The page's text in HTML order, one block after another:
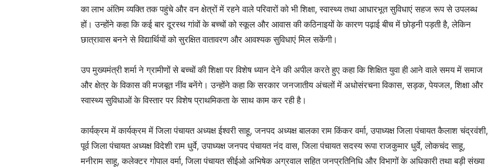
का लाभ अंतिम व्यक्ति तक पहुंचे और वन क्षेत्रों में रहने वाले परिवारों को भी शिक्षा, स्वास्थ्य तथा आधारभूत सुविधाएं सहज रूप से उपलब्ध
हों। उन्होंने कहा कि कई बार दूरस्थ गांवों के बच्चों को स्कूल और आवास की कठिनाइयों के कारण पढ़ाई बीच में छोड़नी पड़ती है, लेकिन
छात्रावास बनने से विद्यार्थियों को सुरक्षित वातावरण और आवश्यक सुविधाएं मिल सकेंगी।
उप मुख्यमंत्री शर्मा ने ग्रामीणों से बच्चों की शिक्षा पर विशेष ध्यान देने की अपील करते हुए कहा कि शिक्षित युवा ही आने वाले समय में समाज
और क्षेत्र के विकास की मजबूत नींव बनेंगे। उन्होंने कहा कि सरकार जनजातीय अंचलों में अधोसंरचना विकास, सड़क, पेयजल, शिक्षा और
स्वास्थ्य सुविधाओं के विस्तार पर विशेष प्राथमिकता के साथ काम कर रही है।
कार्यक्रम में कार्यक्रम में जिला पंचायत अध्यक्ष ईश्वरी साहू, जनपद अध्यक्ष बालका राम किंकर वर्मा, उपाध्यक्ष जिला पंचायत कैलाश चंद्रवंशी,
पूर्व जिला पंचायत अध्यक्ष विदेशी राम धुर्वे, उपाध्यक्ष जनपद पंचायत नंद वास, जिला पंचायत सदस्य रूपा राजकुमार धुर्वे, लोकचंद साहू,
मनीराम साहू, कलेक्टर गोपाल वर्मा, जिला पंचायत सीईओ अभिषेक अग्रवाल सहित जनप्रतिनिधि और विभागों के अधिकारी तथा बड़ी संख्या